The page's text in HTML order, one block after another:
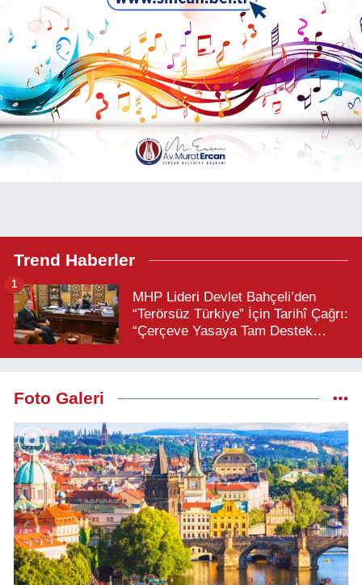
Trend Haberler
MHP Lideri Devlet Bahçeli’den
“Terörsüz Türkiye” İçin Tarihî Çağrı:
“Çerçeve Yasaya Tam Destek
1
Foto Galeri